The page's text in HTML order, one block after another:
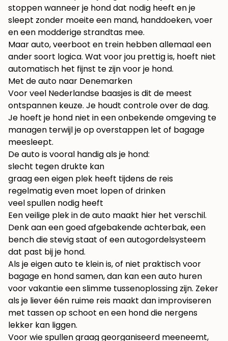
stoppen wanneer je hond dat nodig heeft en je
sleept zonder moeite een mand, handdoeken, voer
en een modderige strandtas mee.
Maar auto, veerboot en trein hebben allemaal een
ander soort logica. Wat voor jou prettig is, hoeft niet
automatisch het fijnst te zijn voor je hond.
Met de auto naar Denemarken
Voor veel Nederlandse baasjes is dit de meest
ontspannen keuze. Je houdt controle over de dag.
Je hoeft je hond niet in een onbekende omgeving te
managen terwijl je op overstappen let of bagage
meesleept.
De auto is vooral handig als je hond:
slecht tegen drukte kan
graag een eigen plek heeft tijdens de reis
regelmatig even moet lopen of drinken
veel spullen nodig heeft
Een veilige plek in de auto maakt hier het verschil.
Denk aan een goed afgebakende achterbak, een
bench die stevig staat of een autogordelsysteem
dat past bij je hond.
Als je eigen auto te klein is, of niet praktisch voor
bagage en hond samen, dan kaneen auto huren
voor vakantieeen slimme tussenoplossing zijn. Zeker
als je liever één ruime reis maakt dan improviseren
met tassen op schoot en een hond die nergens
lekker kan liggen.
Voor wie spullen graag georganiseerd meeneemt,